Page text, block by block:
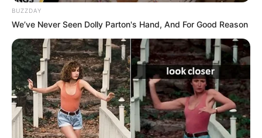
Dorf mit Reinhold Steinle
Samstag, 22. August 2026 / 14 Uhr vor Dorfkirche
direkt am Richardplatz / 10 Euro / Anmeldung:
info@reinhold-steinle.de / Sonderführungen für
Gruppen möglich.
BUZZDAY
We’ve Never Seen Dolly Parton's Hand, And For Good Reason